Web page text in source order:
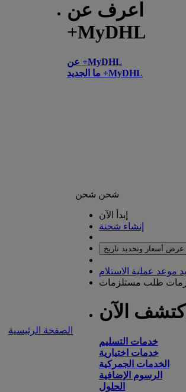
اعرف عن
+MyDHL
عن +MyDHL
ما الجديد +MyDHL
الصفحة الرئيسية
شحن شحن
إبدأ الآن
إنشاء شحنة
أسعار وتحديد تاريخ
موعد عملية الاستلام
طلب مستلزمات
اكتشف الآن
خدمات التسليم
خدمات اختيارية
الخدمات الجمركية
الرسوم الإضافية
الحلول